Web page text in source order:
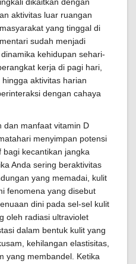
aktivitas luar ruangan
yang tinggal di
sudah menjadi
kehidupan sehari-
kerja di pagi hari,
aktivitas harian
dengan cahaya
dan manfaat vitamin D
menyimpan potensi
kecantikan jangka
Anda sering beraktivitas
yang memadai, kulit
fenomena yang disebut
dini pada sel-sel kulit
oleh radiasi ultraviolet
dalam bentuk kulit yang
kehilangan elastisitas,
yang membandel. Ketika